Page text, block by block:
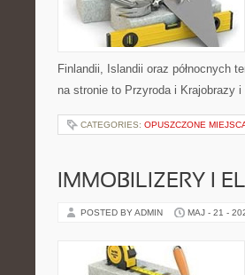
Finlandii, Islandii oraz północnych
na stronie to Przyroda i
CATEGORIES: OPUSZCZONE
IMMOBILIZERY I
POSTED BY ADMIN MAJ - 21 -